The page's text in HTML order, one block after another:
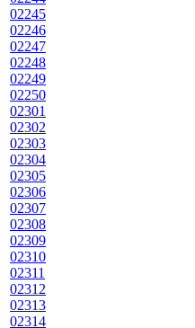
02245
02246
02247
02248
02249
02250
02301
02302
02303
02304
02305
02306
02307
02308
02309
02310
02311
02312
02313
02314